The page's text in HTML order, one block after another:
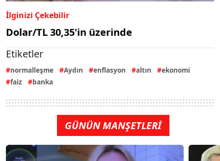
İlginizi Çekebilir
Dolar/TL 30,35'in üzerinde
Etiketler
normalleşme Aydın enflasyon altın
ekonomi
faiz
banka
GÜNÜN MANŞETLERİ